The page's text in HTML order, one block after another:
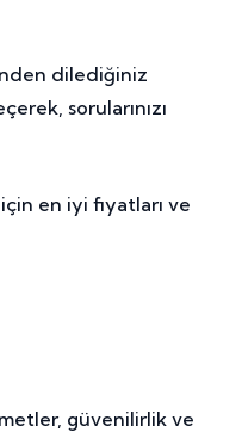
dilediğiniz
sorularınızı
en iyi fiyatları ve
güvenilirlik ve